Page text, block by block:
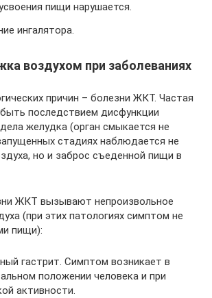
пищи нарушается.
ингалятора.
воздухом при заболеваниях
причин – болезни ЖКТ. Частая
последствием дисфункции
желудка (орган смыкается не
стадиях наблюдается не
но и заброс съеденной пищи в
ЖКТ вызывают непроизвольное
(при этих патологиях симптом не
пищи):
гастрит. Симптом возникает в
положении человека и при
активности.